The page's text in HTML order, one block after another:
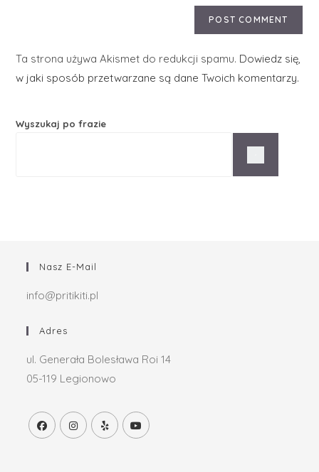
Ta strona używa Akismet do redukcji spamu. Dowiedz się,
w jaki sposób przetwarzane są dane Twoich komentarzy.
Wyszukaj po frazie
Nasz E-Mail
info@pritikiti.pl
Adres
ul. Generała Bolesława Roi 14
05-119 Legionowo